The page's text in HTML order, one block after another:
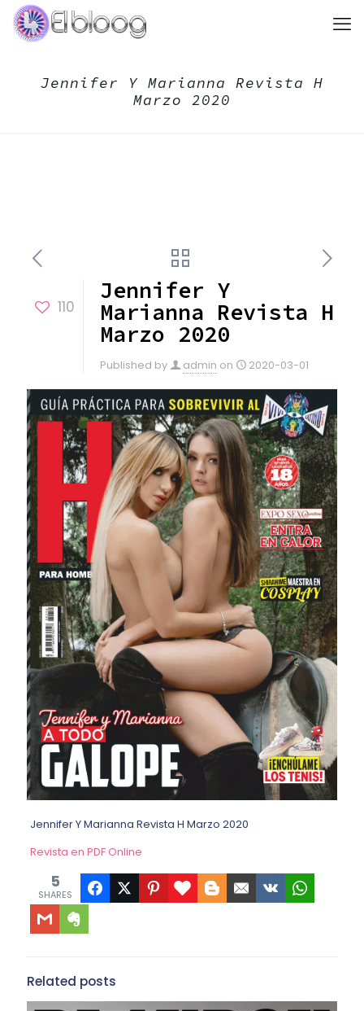
Jennifer Y Marianna Revista H
Marzo 2020
110
Jennifer Y
Marianna Revista H
Marzo 2020
Published by admin on 2020-03-01
Jennifer Y Marianna Revista H Marzo 2020
Revista en PDF Online
5
SHARES
Related posts